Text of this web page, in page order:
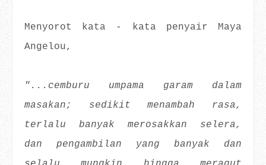
Menyorot kata - kata penyair Maya
Angelou,
"...cemburu umpama garam dalam
masakan; sedikit menambah rasa,
terlalu banyak merosakkan selera,
dan pengambilan yang banyak dan